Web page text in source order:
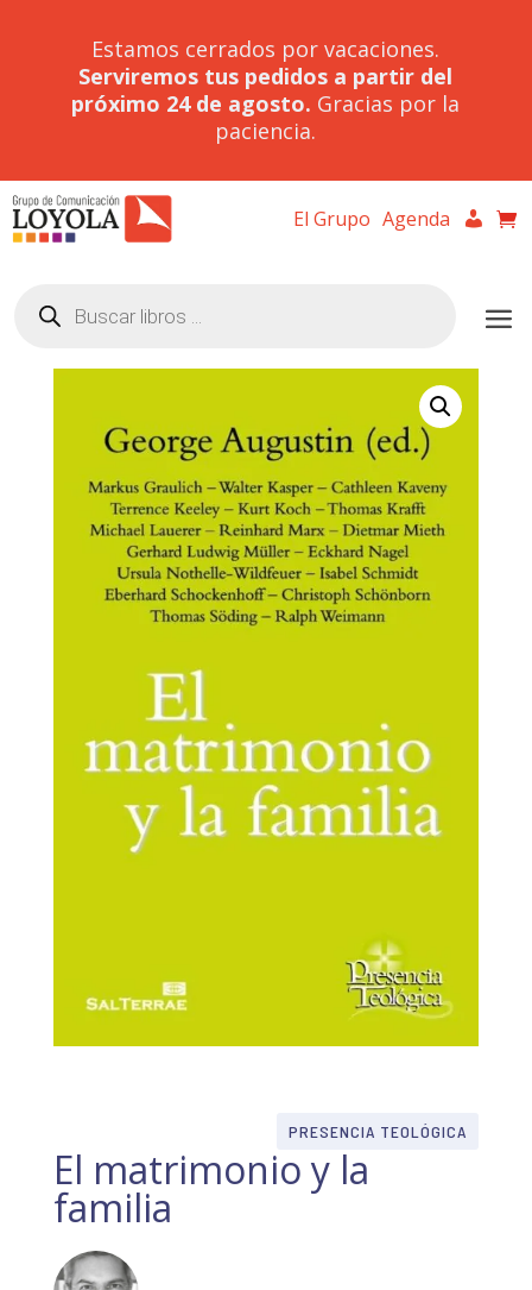
Estamos cerrados por vacaciones.
Serviremos tus pedidos a partir del
próximo 24 de agosto. Gracias por la
paciencia.
El Grupo Agenda
productos
PRESENCIA TEOLÓGICA
El matrimonio y la
familia